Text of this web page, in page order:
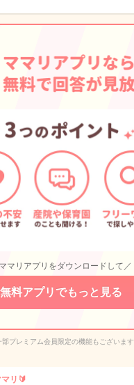
マリアプリをダウンロードして／
無料アプリでもっと見る
プレミアム会員限定の機能もございます
リ🔰